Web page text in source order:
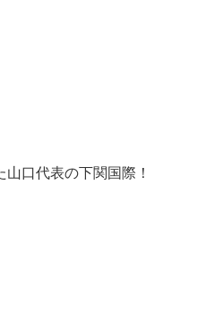
口代表の下関国際！